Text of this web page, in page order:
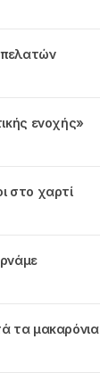
ενοχής»
στο χαρτί
τα μακαρόνια